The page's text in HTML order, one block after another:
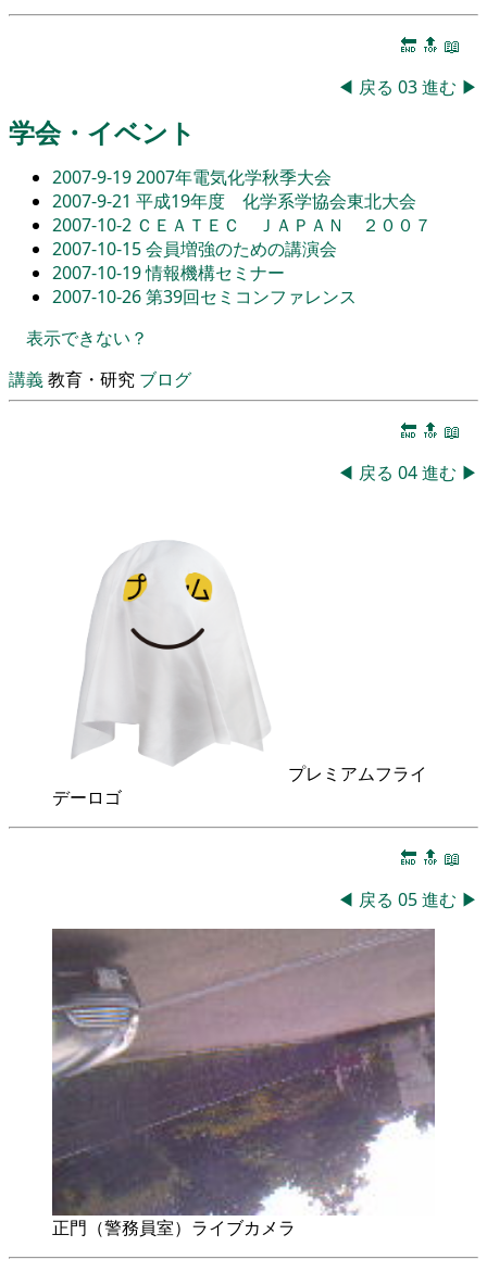
🔚 🔝 📖
◀ 戻る 03進む ▶
学会・イベント
2007-9-192007年電気化学秋季大会
2007-9-21 平成19年度 化学系学協会東北大会
2007-10-2 ＣＥＡＴＥＣ ＪＡＰＡＮ ２００７
2007-10-15会員増強のための講演会
2007-10-19情報機構セミナー
2007-10-26第39回セミコンファレンス
表示できない？
講義教育・研究 ブログ
🔚 🔝 📖
◀ 戻る 04進む ▶
プレミアムフライ
デーロゴ
🔚 🔝 📖
◀ 戻る 05進む ▶
正門（警務員室）ライブカメラ